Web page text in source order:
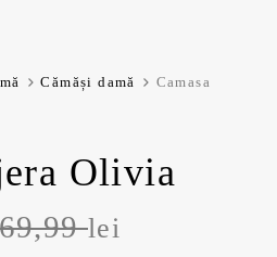
Cămăși damă
Camasa
Olivia
lei